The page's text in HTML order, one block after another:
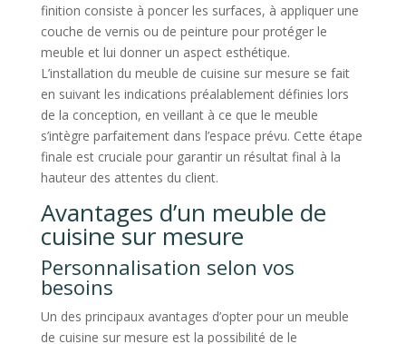
finition consiste à poncer les surfaces, à appliquer une
couche de vernis ou de peinture pour protéger le
meuble et lui donner un aspect esthétique.
L’installation du meuble de cuisine sur mesure se fait
en suivant les indications préalablement définies lors
de la conception, en veillant à ce que le meuble
s’intègre parfaitement dans l’espace prévu. Cette étape
finale est cruciale pour garantir un résultat final à la
hauteur des attentes du client.
Avantages d’un meuble de
cuisine sur mesure
Personnalisation selon vos
besoins
Un des principaux avantages d’opter pour un meuble
de cuisine sur mesure est la possibilité de le